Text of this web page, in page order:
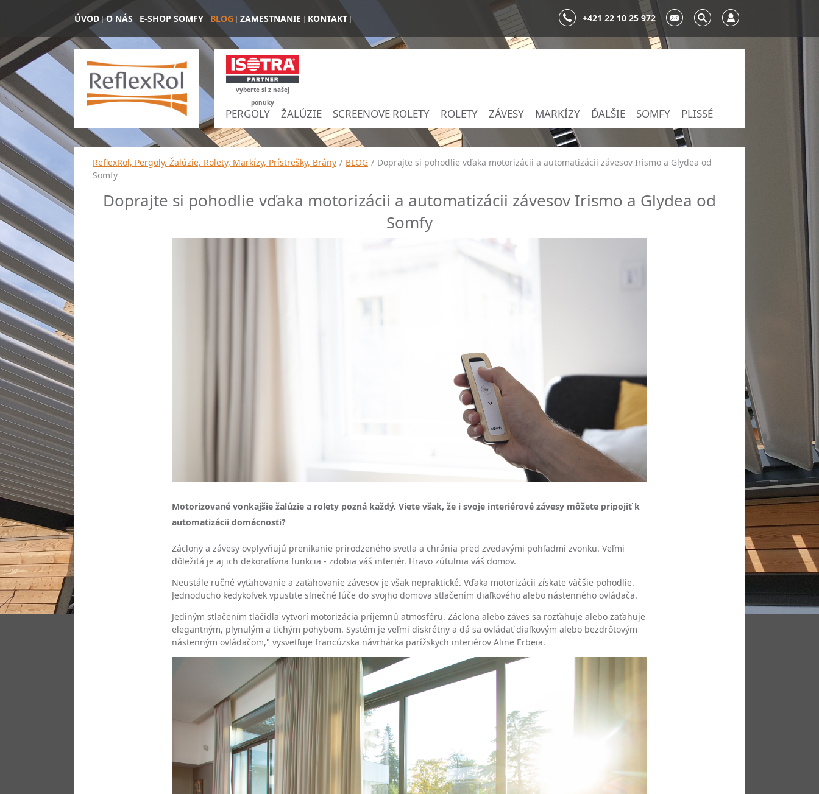
ÚVOD O NÁS E-SHOP SOMFY BLOG ZAMESTNANIE KONTAKT +421 22 10 25 972
vyberte si z našej
ponuky
PERGOLY ŽALÚZIE SCREENOVE ROLETY ROLETY ZÁVESY MARKÍZY ĎALŠIE SOMFY PLISSÉ
ReflexRol, Pergoly, Žalúzie, Rolety, Markízy, Prístrešky, Brány / BLOG / Doprajte si pohodlie vďaka motorizácii a automatizácii závesov Irismo a Glydea od
Somfy
Doprajte si pohodlie vďaka motorizácii a automatizácii závesov Irismo a Glydea od
Somfy
Motorizované vonkajšie žalúzie a rolety pozná každý. Viete však, že i svoje interiérové závesy môžete pripojiť k
automatizácii domácnosti?
Záclony a závesy ovplyvňujú prenikanie prirodzeného svetla a chránia pred zvedavými pohľadmi zvonku. Veľmi
dôležitá je aj ich dekoratívna funkcia - zdobia váš interiér. Hravo zútulnia váš domov.
Neustále ručné vyťahovanie a zaťahovanie závesov je však nepraktické. Vďaka motorizácii získate väčšie pohodlie.
Jednoducho kedykoľvek vpustite slnečné lúče do svojho domova stlačením diaľkového alebo nástenného ovládača.
Jediným stlačením tlačidla vytvorí motorizácia príjemnú atmosféru. Záclona alebo záves sa rozťahuje alebo zaťahuje
elegantným, plynulým a tichým pohybom. Systém je veľmi diskrétny a dá sa ovládať diaľkovým alebo bezdrôtovým
nástenným ovládačom," vysvetľuje francúzska návrhárka parížskych interiérov Aline Erbeia.